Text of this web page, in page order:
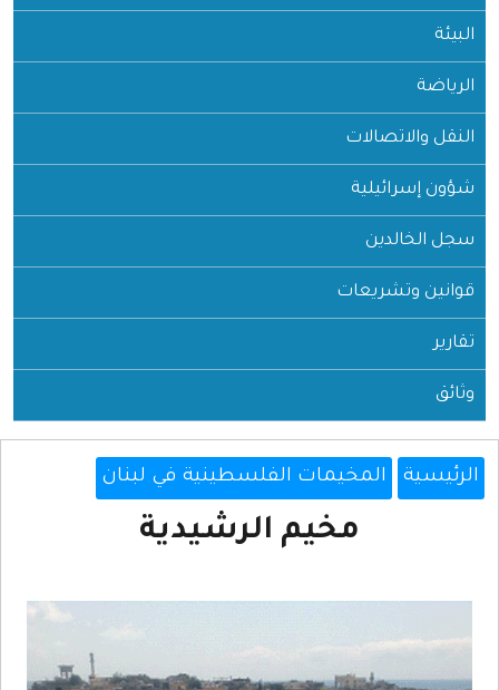
البيئة
الرياضة
النقل والاتصالات
شؤون إسرائيلية
سجل الخالدين
قوانين وتشريعات
تقارير
وثائق
الرئيسية المخيمات الفلسطينية في لبنان
مخيم الرشيدية